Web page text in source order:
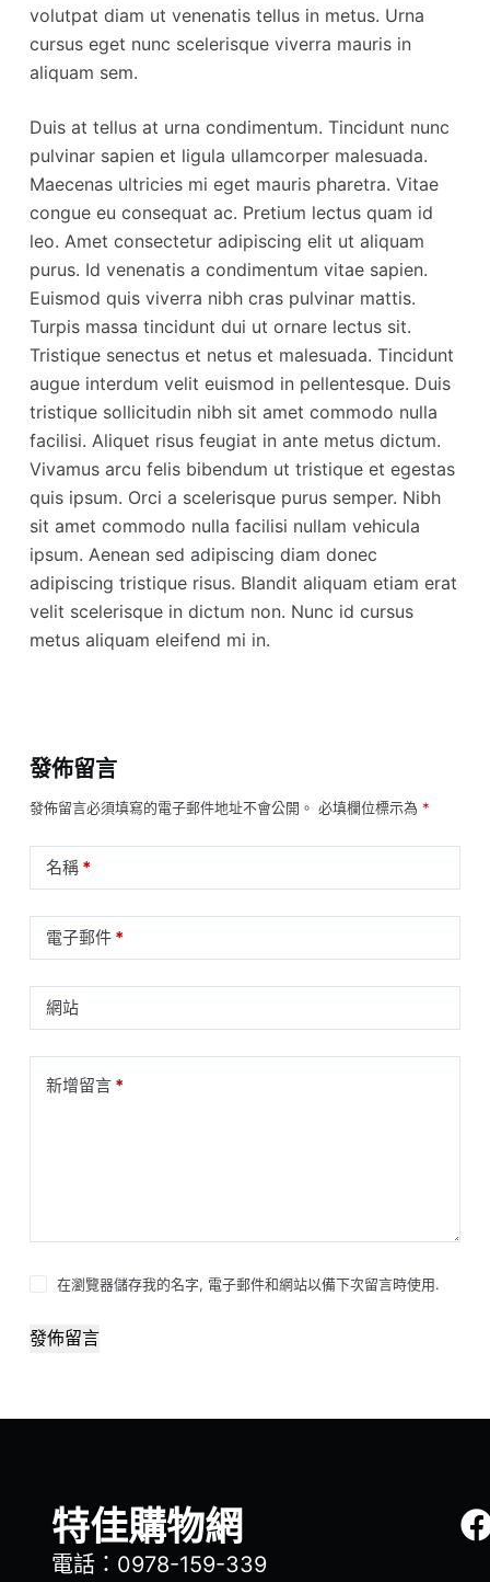
volutpat diam ut venenatis tellus in metus. Urna
cursus eget nunc scelerisque viverra mauris in
aliquam sem.
Duis at tellus at urna condimentum. Tincidunt nunc
pulvinar sapien et ligula ullamcorper malesuada.
Maecenas ultricies mi eget mauris pharetra. Vitae
congue eu consequat ac. Pretium lectus quam id
leo. Amet consectetur adipiscing elit ut aliquam
purus. Id venenatis a condimentum vitae sapien.
Euismod quis viverra nibh cras pulvinar mattis.
Turpis massa tincidunt dui ut ornare lectus sit.
Tristique senectus et netus et malesuada. Tincidunt
augue interdum velit euismod in pellentesque. Duis
tristique sollicitudin nibh sit amet commodo nulla
facilisi. Aliquet risus feugiat in ante metus dictum.
Vivamus arcu felis bibendum ut tristique et egestas
quis ipsum. Orci a scelerisque purus semper. Nibh
sit amet commodo nulla facilisi nullam vehicula
ipsum. Aenean sed adipiscing diam donec
adipiscing tristique risus. Blandit aliquam etiam erat
velit scelerisque in dictum non. Nunc id cursus
metus aliquam eleifend mi in.
發佈留言
發佈留言必須填寫的電子郵件地址不會公開。 必填欄位標示為 *
名稱*
電子郵件*
網站
新增留言*
在瀏覽器儲存我的名字, 電子郵件和網站以備下次留言時使用.
發佈留言
特佳購物網
電話：0978-159-339